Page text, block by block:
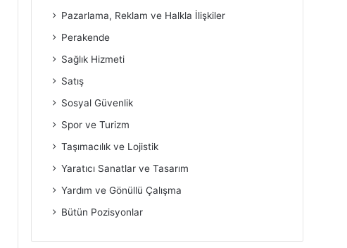
Pazarlama, Reklam ve Halkla İlişkiler
Perakende
Sağlık Hizmeti
Satış
Sosyal Güvenlik
Spor ve Turizm
Taşımacılık ve Lojistik
Yaratıcı Sanatlar ve Tasarım
Yardım ve Gönüllü Çalışma
Bütün Pozisyonlar